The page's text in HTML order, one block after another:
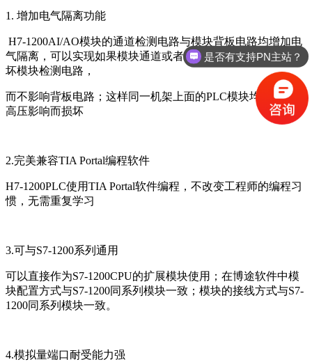
1. 增加电气隔离功能
H7-1200AI/AO模块的通道检测电路与模块背板电路均增加电
气隔离，可以实现如果模块通道或者供电接入高电压时，只损
坏模块检测电路，
而不影响背板电路；这样同一机架上面的PLC模块均不会受到
高压影响而损坏
2.完美兼容TIA Portal编程软件
H7-1200PLC使用TIA Portal软件编程，不改变工程师的编程习
惯，无需重复学习
3.可与S7-1200系列通用
可以直接作为S7-1200CPU的扩展模块使用；在博途软件中模
块配置方式与S7-1200同系列模块一致；模块的接线方式与S7-
1200同系列模块一致。
4.模拟量端口耐受能力强
是否有支持PN主站？